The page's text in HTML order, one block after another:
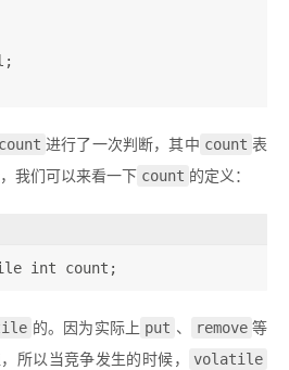
count 进行了一次判断，其中 count 表
我们可以来看一下 count 的定义：
int count;
的。因为实际上 put 、 remove 等
所以当竞争发生的时候， volatile